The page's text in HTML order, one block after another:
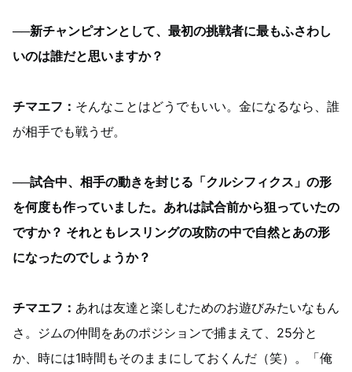
──新チャンピオンとして、最初の挑戦者に最もふさわし
いのは誰だと思いますか？
チマエフ： そんなことはどうでもいい。金になるなら、誰
が相手でも戦うぜ。
──試合中、相手の動きを封じる「クルシフィクス」の形
を何度も作っていました。あれは試合前から狙っていたの
ですか？ それともレスリングの攻防の中で自然とあの形
になったのでしょうか？
チマエフ： あれは友達と楽しむためのお遊びみたいなもん
さ。ジムの仲間をあのポジションで捕まえて、25分と
か、時には1時間もそのままにしておくんだ（笑）。「俺